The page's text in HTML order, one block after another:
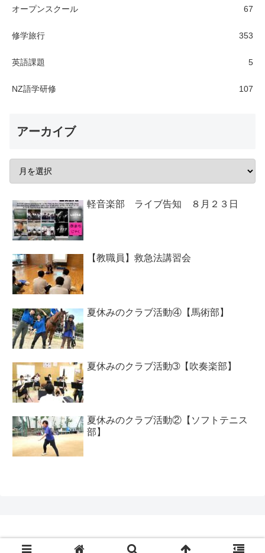
オープンスクール 67
修学旅行 353
英語課題 5
NZ語学研修 107
アーカイブ
軽音楽部 ライブ告知 ８月２３日
【教職員】救急法講習会
夏休みのクラブ活動④【馬術部】
夏休みのクラブ活動➂【吹奏楽部】
夏休みのクラブ活動②【ソフトテニス
部】
Copyright © 2020 工大高ブログ All Rights Reserved.